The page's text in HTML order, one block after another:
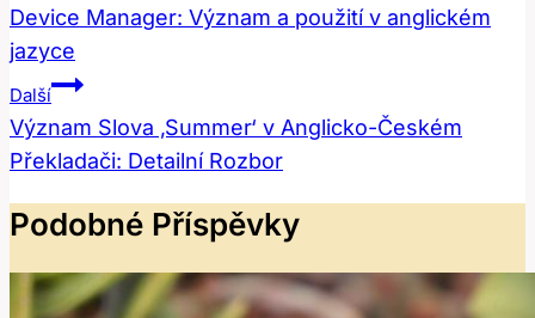
Pro
Příspěvek
Device Manager: Význam a použití v anglickém
jazyce
Další
Význam Slova ‚Summer‘ v Anglicko-Českém
Překladači: Detailní Rozbor
Podobné Příspěvky